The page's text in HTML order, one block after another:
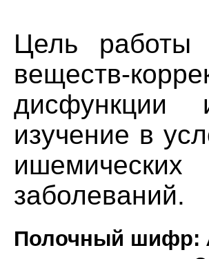
Цель работы
веществ-
дисфункции
изучение в
заболеваний.
Полочный шифр: